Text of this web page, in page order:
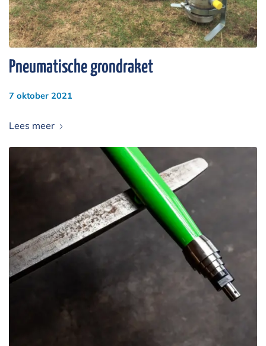
Pneumatische grondraket
7 oktober 2021
Lees meer